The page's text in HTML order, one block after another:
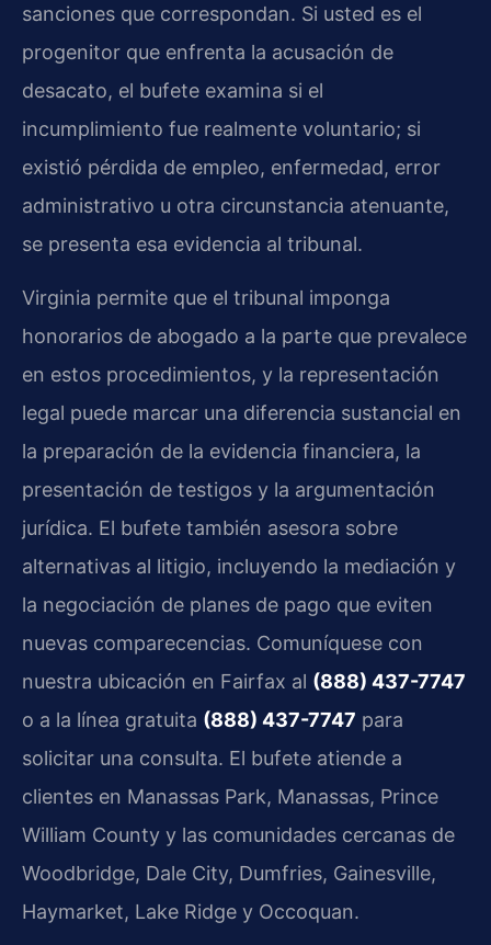
sanciones que correspondan. Si usted es el
progenitor que enfrenta la acusación de
desacato, el bufete examina si el
incumplimiento fue realmente voluntario; si
existió pérdida de empleo, enfermedad, error
administrativo u otra circunstancia atenuante,
se presenta esa evidencia al tribunal.
Virginia permite que el tribunal imponga
honorarios de abogado a la parte que prevalece
en estos procedimientos, y la representación
legal puede marcar una diferencia sustancial en
la preparación de la evidencia financiera, la
presentación de testigos y la argumentación
jurídica. El bufete también asesora sobre
alternativas al litigio, incluyendo la mediación y
la negociación de planes de pago que eviten
nuevas comparecencias. Comuníquese con
nuestra ubicación en Fairfax al (888) 437-7747
o a la línea gratuita (888) 437-7747 para
solicitar una consulta. El bufete atiende a
clientes en Manassas Park, Manassas, Prince
William County y las comunidades cercanas de
Woodbridge, Dale City, Dumfries, Gainesville,
Haymarket, Lake Ridge y Occoquan.